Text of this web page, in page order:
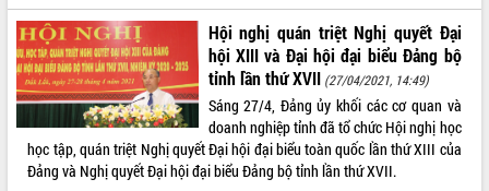
Khởi động Dự án Đầu tư xây dựng hạ
tầng kỹ thuật Cụm công nghiệp Tân
Tiến
Gặp mặt các cơ quan báo chí nhân Kỷ
niệm 101 năm Ngày Báo chí Cách
mạng Việt Nam
Đắk Lắk sơ kết 4 năm triển khai thực
hiện Đề án 06 của Chính phủ
Hội nghị quán triệt Nghị quyết Đại
hội XIII và Đại hội đại biểu Đảng bộ
tỉnh lần thứ XVII (27/04/2021, 14:49)
Sáng 27/4, Đảng ủy khối các cơ quan và
doanh nghiệp tỉnh đã tổ chức Hội nghị học
học tập, quán triệt Nghị quyết Đại hội đại biểu toàn quốc lần thứ XIII của
Đảng và Nghị quyết Đại hội đại biểu Đảng bộ tỉnh lần thứ XVII.